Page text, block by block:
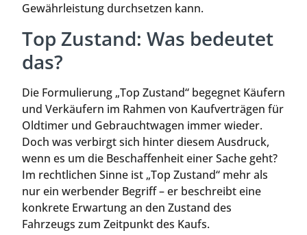
Gewährleistung durchsetzen kann.
Top Zustand: Was bedeutet
das?
Die Formulierung „Top Zustand“ begegnet Käufern
und Verkäufern im Rahmen von Kaufverträgen für
Oldtimer und Gebrauchtwagen immer wieder.
Doch was verbirgt sich hinter diesem Ausdruck,
wenn es um die Beschaffenheit einer Sache geht?
Im rechtlichen Sinne ist „Top Zustand“ mehr als
nur ein werbender Begriff – er beschreibt eine
konkrete Erwartung an den Zustand des
Fahrzeugs zum Zeitpunkt des Kaufs.